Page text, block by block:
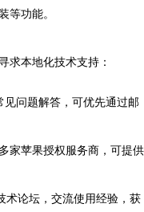
等功能。
求本地化技术支持：
见问题解答，可优先通过邮
家苹果授权服务商，可提供
术论坛，交流使用经验，获